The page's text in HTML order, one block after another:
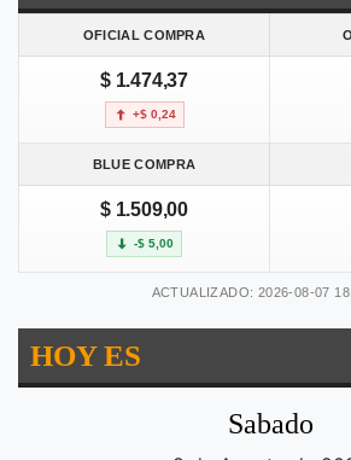
OFICIAL COMPRA
$ 1.474,37
+$ 0,24
BLUE COMPRA
$ 1.509,00
-$ 5,00
ACTUALIZADO: 2026-08-07
HOY ES
Sabado